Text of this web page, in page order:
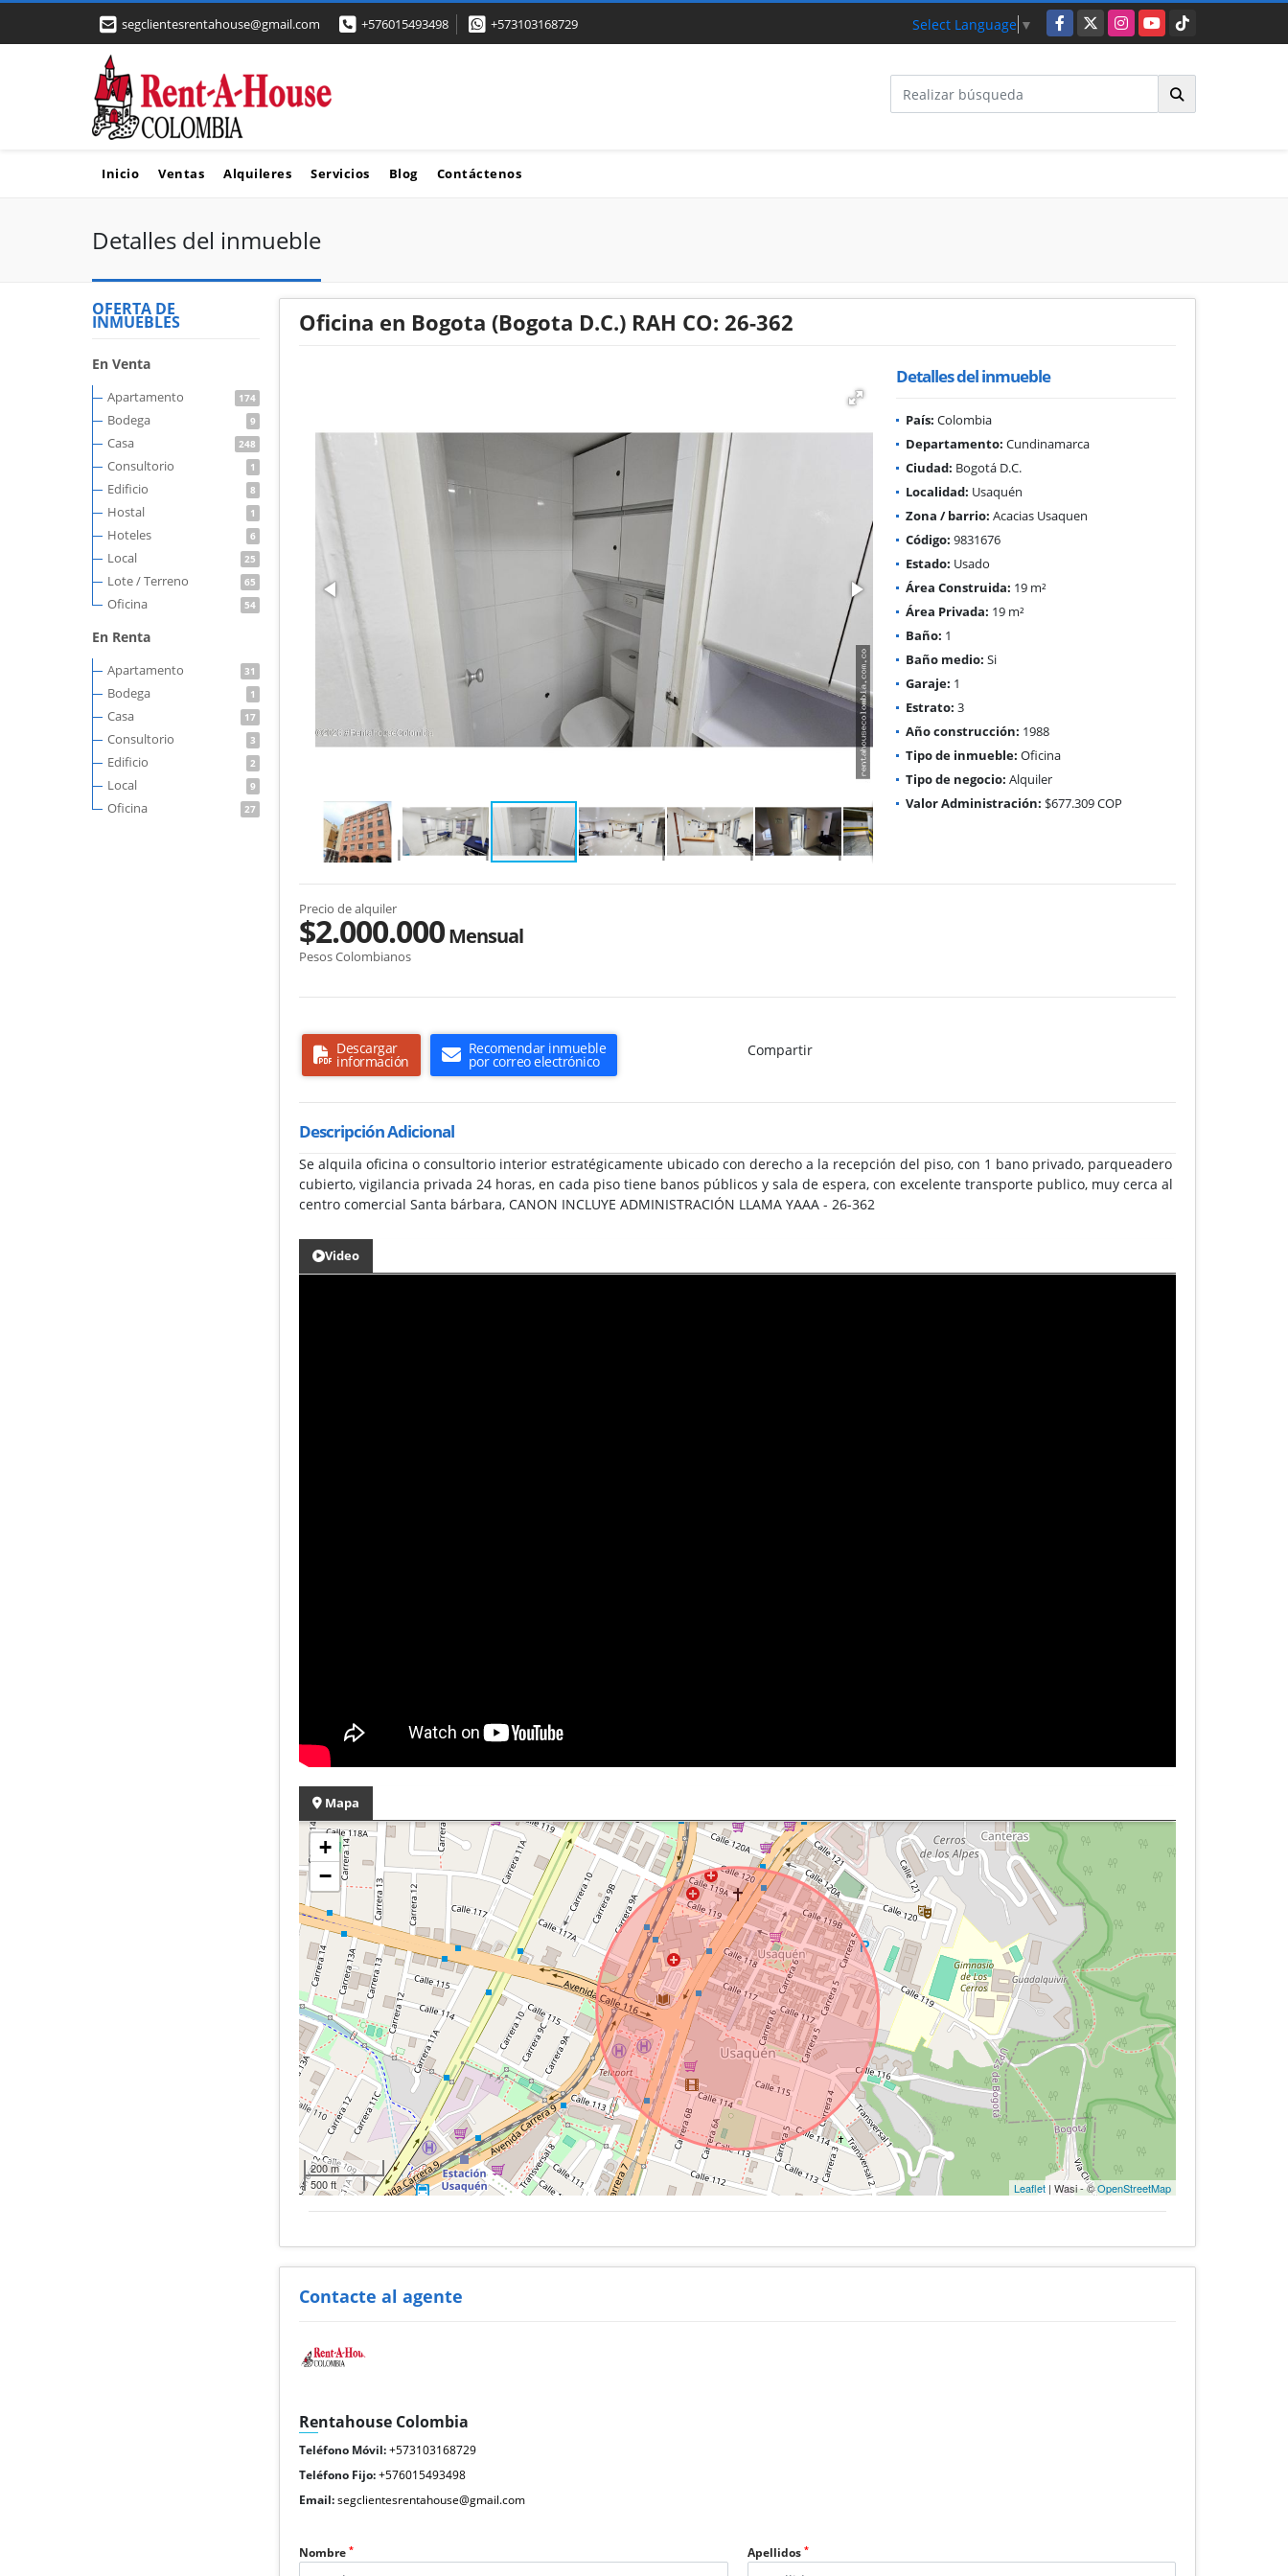
segclientesrentahouse@gmail.com +576015493498 +573103168729 Select Language ▼ Facebook
X InstagramYouTubeTikTok
Inicio Ventas Alquileres Servicios Blog Contáctenos
Detalles del inmueble
OFERTA DE
INMUEBLES
En Venta
Apartamento 174
Bodega 9
Casa 248
Consultorio 1
Edificio 8
Hostal 1
Hoteles 6
Local 25
Lote / Terreno 65
Oficina 54
En Renta
Apartamento 31
Bodega 1
Casa 17
Consultorio 3
Edificio 2
Local 9
Oficina 27
Oficina en Bogota (Bogota D.C.) RAH CO: 26-362
Detalles del inmueble
País: Colombia
Departamento: Cundinamarca
Ciudad: Bogotá D.C.
Localidad: Usaquén
Zona / barrio: Acacias Usaquen
Código: 9831676
Estado: Usado
Área Construida: 19 m²
Área Privada: 19 m²
Baño: 1
Baño medio: Si
Garaje: 1
Estrato: 3
Año construcción: 1988
Tipo de inmueble: Oficina
Tipo de negocio: Alquiler
Valor Administración: $677.309 COP
Precio de alquiler
$2.000.000Mensual
Pesos Colombianos
Descargar
información
Recomendar inmueble
por correo electrónico
Compartir
Descripción Adicional
Se alquila oficina o consultorio interior estratégicamente ubicado con derecho a la recepción del piso, con 1 bano privado, parqueadero
cubierto, vigilancia privada 24 horas, en cada piso tiene banos públicos y sala de espera, con excelente transporte publico, muy cerca al
centro comercial Santa bárbara, CANON INCLUYE ADMINISTRACIÓN LLAMA YAAA - 26-362
Video
Mapa
+
−
200 m
500 ft
Leaflet| Wasi - ©OpenStreetMap
Contacte al agente
Rentahouse Colombia
Teléfono Móvil:+573103168729
Teléfono Fijo:+576015493498
Email:segclientesrentahouse@gmail.com
Nombre* Apellidos *